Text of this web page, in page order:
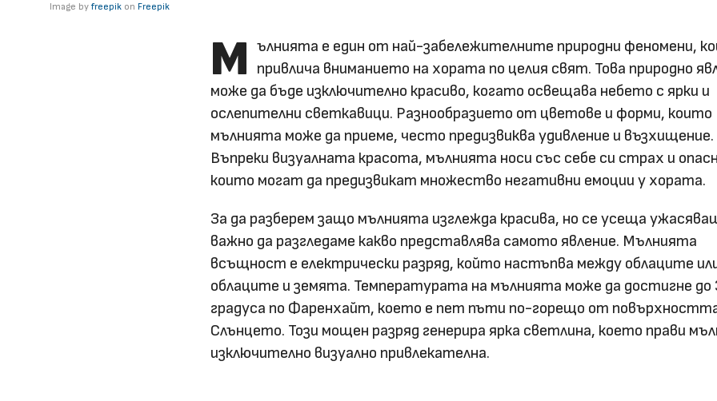
Image byfreepik on Freepik
М
ълнията е един от най-забележителните природни феномени,
привлича вниманието на хората по целия свят. Това природно
може да бъде изключително красиво, когато освещава небето с ярки и
ослепителни светкавици. Разнообразието от цветове и форми, които
мълнията може да приеме, често предизвиква удивление и възхищение.
Въпреки визуалната красота, мълнията носи със себе си страх и
които могат да предизвикат множество негативни емоции у хората.
За да разберем защо мълнията изглежда красива, но се усеща
важно да разгледаме какво представлява самото явление. Мълнията
всъщност е електрически разряд, който настъпва между облаците
облаците и земята. Температурата на мълнията може да достигне до
градуса по Фаренхайт, което е пет пъти по-горещо от
Слънцето. Този мощен разряд генерира ярка светлина, което прави
изключително визуално привлекателна.